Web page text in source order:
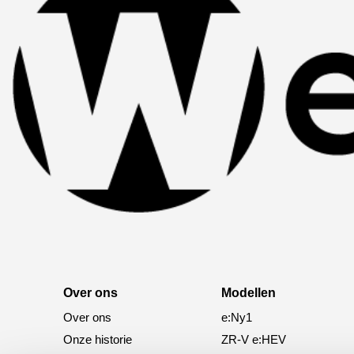
Over ons
Over ons
Onze historie
Modellen
e:Ny1
ZR-V e:HEV